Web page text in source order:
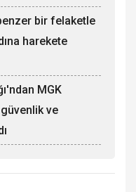
bir felaketle
harekete
MGK
ve